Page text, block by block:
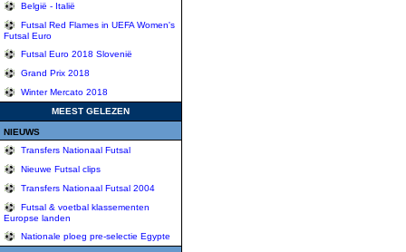
België - Italië
Futsal Red Flames in UEFA Women's
Futsal Euro
Futsal Euro 2018 Slovenië
Grand Prix 2018
Winter Mercato 2018
MEEST GELEZEN
NIEUWS
Transfers Nationaal Futsal
Nieuwe Futsal clips
Transfers Nationaal Futsal 2004
Futsal & voetbal klassementen
Europse landen
Nationale ploeg pre-selectie Egypte